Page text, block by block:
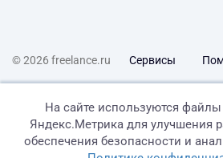
© 2026 freelance.ru Сервисы
Дисклеймер о ЗоЗПП Отказ от
На сайте используются
Яндекс.Метрика для улучшения
обеспечения безопасности и